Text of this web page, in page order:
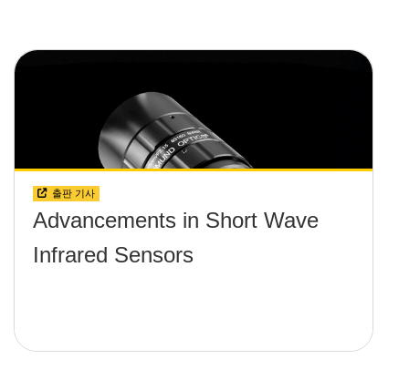
출판 기사
Advancements in Short Wave
Infrared Sensors